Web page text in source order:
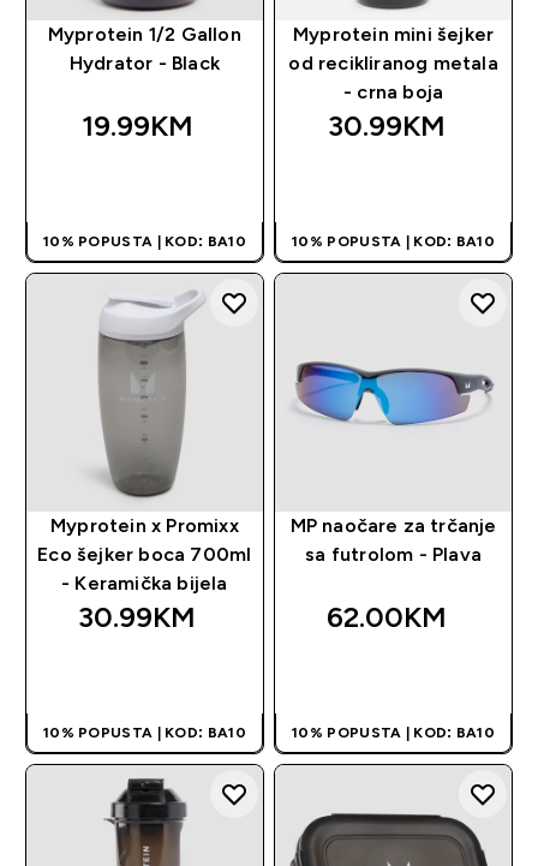
Myprotein 1/2 Gallon
Hydrator - Black
19.99KM‎
10% POPUSTA | KOD: BA10
Myprotein mini šejker
od recikliranog metala
- crna boja
30.99KM‎
10% POPUSTA | KOD: BA10
Myprotein x Promixx
Eco šejker boca 700ml
- Keramička bijela
30.99KM‎
10% POPUSTA | KOD: BA10
MP naočare za trčanje
sa futrolom - Plava
62.00KM‎
10% POPUSTA | KOD: BA10